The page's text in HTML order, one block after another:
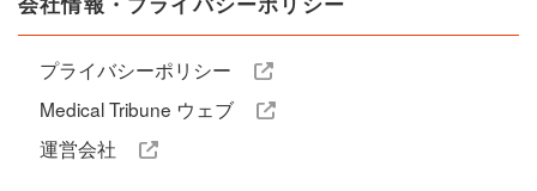
プライバシーポリシー
Medical Tribune ウェブ
運営会社